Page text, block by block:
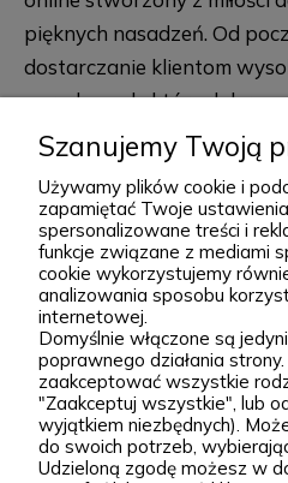
pięknych nasadzeń. Od
dostarczanie klientom
ogrodowych, które dobrze
posadzeniu i przez lata
rabaty, skalniaki, ogrody
większe kompozycje
stoją Wiktor i Klaudia,
dobierają każdą odmianę
ofercie. W sprzedaży
sprawdzone, klasyczne
bardziej unikatowe krzewy
oraz sadzonki do ogrodu.
nas pielęgnowana,
przygotowywana tak, aby
rozwiń
Podgórna 9, 97-565
+48 793 037 145
kontakt@zielonapara.pl
Kategorie
Informacje
Szanujemy Twoją
Używamy plików cookie i
zapamiętać Twoje
spersonalizowane treści i
funkcje związane z mediami
cookie wykorzystujemy
analizowania sposobu
internetowej.
Domyślnie włączone są
poprawnego działania
zaakceptować wszystkie
"Zaakceptuj wszystkie", lub
wyjątkiem niezbędnych).
do swoich potrzeb,
Udzieloną zgodę możesz w